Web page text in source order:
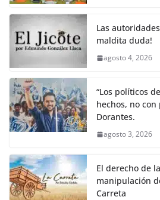
Las
maldita duda!
agosto 4, 2026
“Los políticos
hechos, no con
Dorantes.
agosto 3, 2026
El derecho de
manipulación
Carreta